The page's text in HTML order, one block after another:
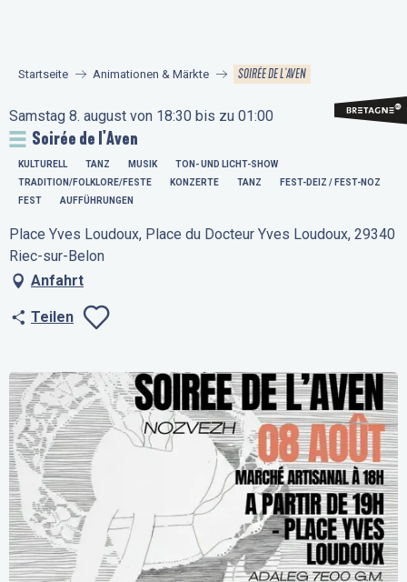
principal
Startseite Animationen & Märkte SOIRÉE DE L'AVEN
Samstag 8. august von 18:30 bis zu 01:00
Soirée de l'Aven
KULTURELL TANZ MUSIK
TON- UND LICHT-SHOW
TRADITION/FOLKLORE/FESTE
KONZERTE TANZ
FEST-DEIZ / FEST-NOZ
FEST
AUFFÜHRUNGEN
Place Yves Loudoux, Place du Docteur Yves Loudoux, 29340
Riec-sur-Belon
Anfahrt
Teilen